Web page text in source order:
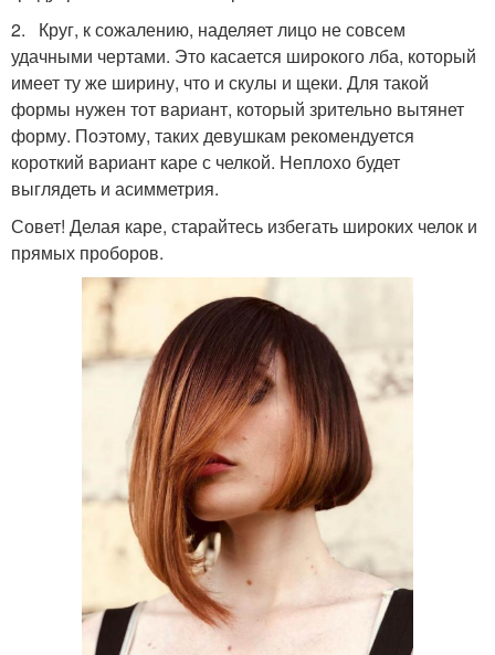
2. Круг, к сожалению, наделяет лицо не совсем
удачными чертами. Это касается широкого лба, который
имеет ту же ширину, что и скулы и щеки. Для такой
формы нужен тот вариант, который зрительно вытянет
форму. Поэтому, таких девушкам рекомендуется
короткий вариант каре с челкой. Неплохо будет
выглядеть и асимметрия.
Совет! Делая каре, старайтесь избегать широких челок и
прямых проборов.